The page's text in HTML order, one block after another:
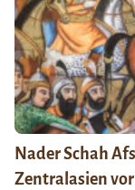
Nader Schah
Zentralasien vor